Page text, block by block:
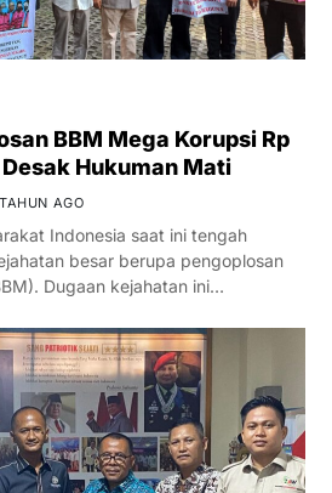
BBM Mega Korupsi Rp
Hukuman Mati
AGO
Indonesia saat ini tengah
besar berupa pengoplosan
Dugaan kejahatan ini…